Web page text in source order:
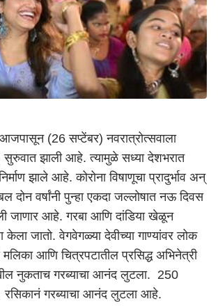
आजपासून (26 सप्टेंबर)नवरात्रोत्सवाला
सुरुवात झाली आहे. त्यामुळे सध्या देशभरात
झाले आहे. कोरोना विषाणूचा प्रादुर्भाव अन्
दोन वर्षांनी पुन्हा एकदा जल्लोषात नऊ दिवस
जाणार आहे. गरबा आणि दांडिया खेळून
केला जातो. वेगवेगळ्या देवीच्या गाण्यांवर लोक
मलिका आणि चित्रपटातील प्रसिद्ध अभिनेत्री
नुकताच गरब्याचा आनंद लुटला. 250
रसिकानं गरब्याचा आनंद लुटला आहे.